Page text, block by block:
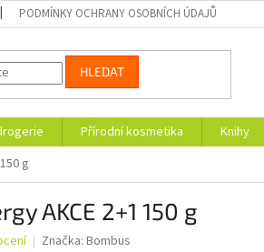
PODMÍNKY OCHRANY OSOBNÍCH ÚDAJŮ
HLEDAT
Přírodní kosmetika Knihy
g
AKCE 2+1 150 g
Značka: Bombus